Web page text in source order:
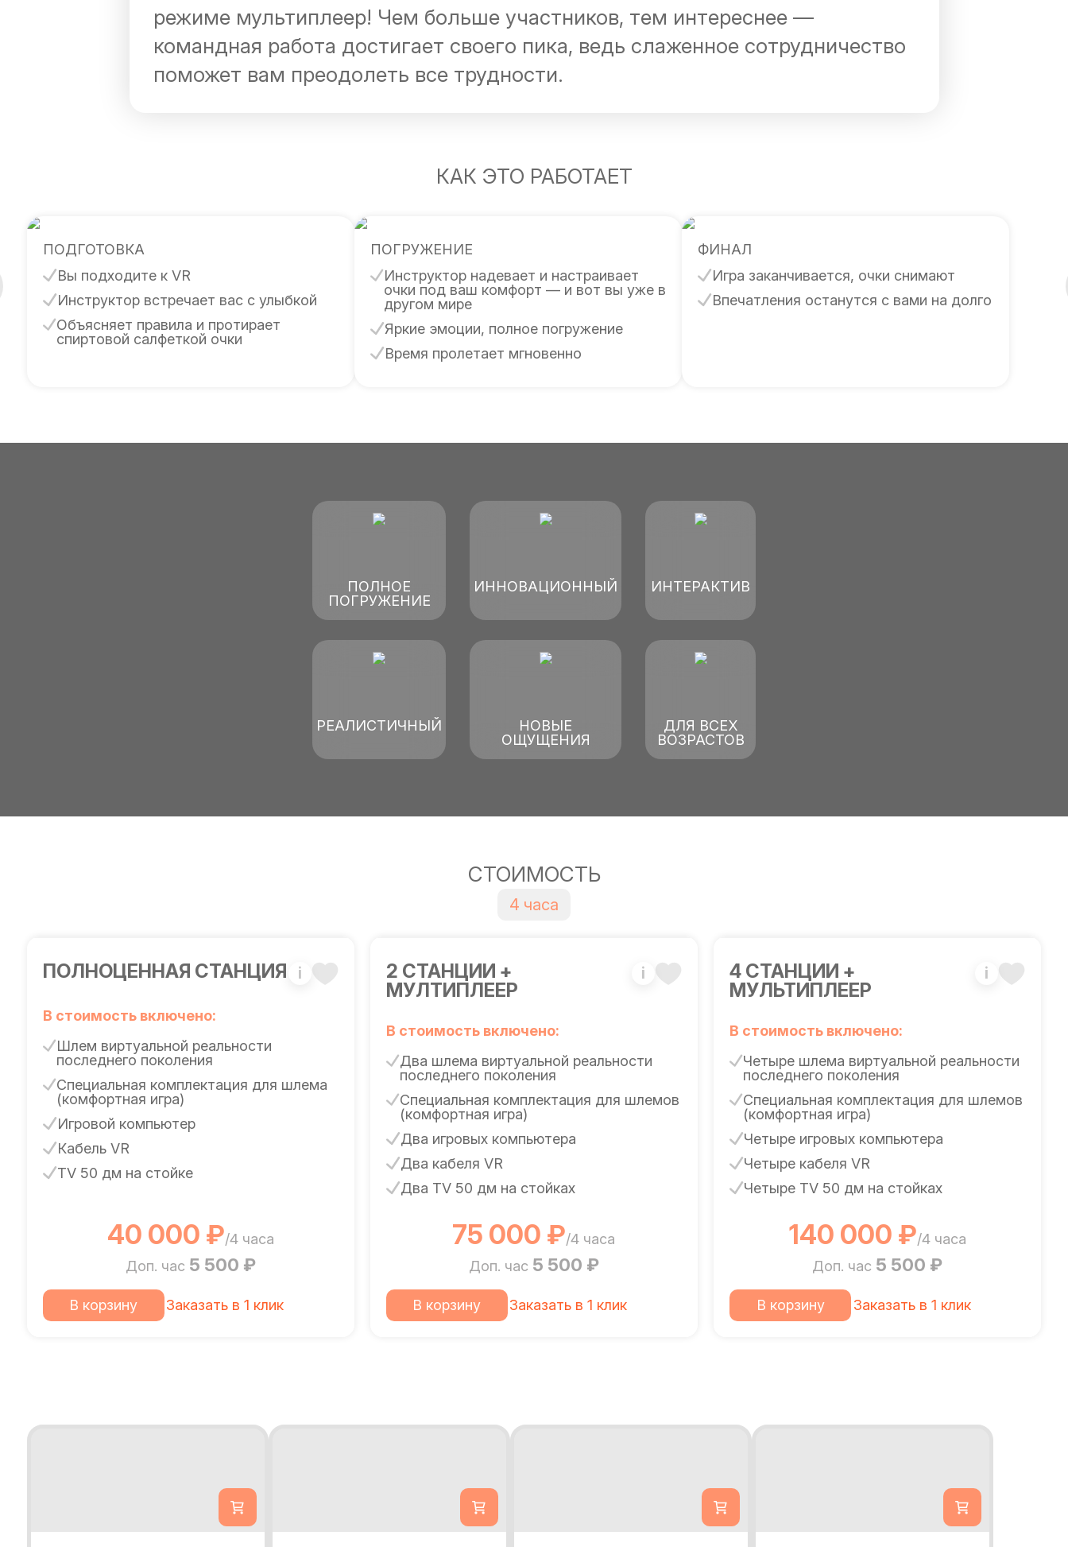
режиме мультиплеер! Чем больше участников, тем интереснее —
командная работа достигает своего пика, ведь слаженное сотрудничество
поможет вам преодолеть все трудности.
КАК ЭТО РАБОТАЕТ
ПОДГОТОВКА
Вы подходите к VR
Инструктор встречает вас с улыбкой
Объясняет правила и протирает
спиртовой салфеткой очки
ПОГРУЖЕНИЕ
Инструктор надевает и настраивает
очки под ваш комфорт — и вот вы уже в
другом мире
Яркие эмоции, полное погружение
Время пролетает мгновенно
ФИНАЛ
Игра заканчивается, очки снимают
Впечатления останутся с вами на долго
ПОЛНОЕ
ПОГРУЖЕНИЕ
ИННОВАЦИОННЫЙ ИНТЕРАКТИВ
РЕАЛИСТИЧНЫЙ
НОВЫЕ
ОЩУЩЕНИЯ
ДЛЯ ВСЕХ
ВОЗРАСТОВ
СТОИМОСТЬ
4 часа
ПОЛНОЦЕННАЯ СТАНЦИЯ i
В стоимость включено:
Шлем виртуальной реальности
последнего поколения
Специальная комплектация для шлема
(комфортная игра)
Игровой компьютер
Кабель VR
TV 50 дм на стойке
40 000 ₽/4 часа
Доп. час 5 500 ₽
В корзину Заказать в 1 клик
2 СТАНЦИИ +
МУЛТИПЛЕЕР
i
В стоимость включено:
Два шлема виртуальной реальности
последнего поколения
Специальная комплектация для шлемов
(комфортная игра)
Два игровых компьютера
Два кабеля VR
Два TV 50 дм на стойках
75 000 ₽/4 часа
Доп. час 5 500 ₽
В корзину Заказать в 1 клик
4 СТАНЦИИ +
МУЛЬТИПЛЕЕР
i
В стоимость включено:
Четыре шлема виртуальной реальности
последнего поколения
Специальная комплектация для шлемов
(комфортная игра)
Четыре игровых компьютера
Четыре кабеля VR
Четыре TV 50 дм на стойках
140 000 ₽/4 часа
Доп. час 5 500 ₽
В корзину Заказать в 1 клик